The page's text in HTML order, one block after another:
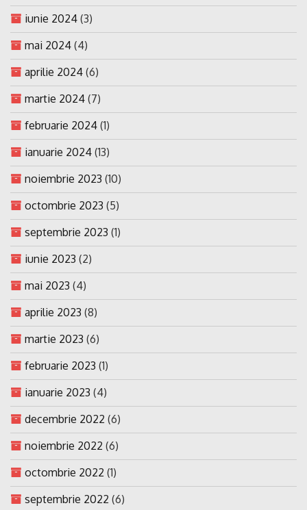
iunie 2024 (3)
mai 2024 (4)
aprilie 2024 (6)
martie 2024 (7)
februarie 2024 (1)
ianuarie 2024 (13)
noiembrie 2023 (10)
octombrie 2023 (5)
septembrie 2023 (1)
iunie 2023 (2)
mai 2023 (4)
aprilie 2023 (8)
martie 2023 (6)
februarie 2023 (1)
ianuarie 2023 (4)
decembrie 2022 (6)
noiembrie 2022 (6)
octombrie 2022 (1)
septembrie 2022 (6)